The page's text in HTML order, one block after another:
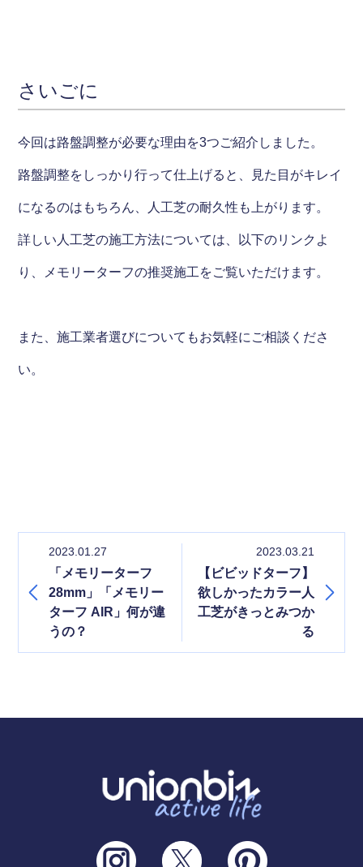
さいごに
今回は路盤調整が必要な理由を3つご紹介しました。
路盤調整をしっかり行って仕上げると、見た目がキレイ
になるのはもちろん、人工芝の耐久性も上がります。
詳しい人工芝の施工方法については、以下のリンクよ
り、メモリーターフの推奨施工をご覧いただけます。
また、施工業者選びについてもお気軽にご相談くださ
い。
2023.01.27
「メモリーターフ
28mm」「メモリー
ターフ AIR」何が違
うの？
2023.03.21
【ビビッドターフ】
欲しかったカラー人
工芝がきっとみつか
る